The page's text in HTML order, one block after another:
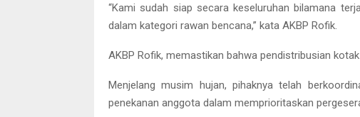
“Kami sudah siap secara keseluruhan bilamana
dalam kategori rawan bencana,” kata AKBP Rofik.
AKBP Rofik, memastikan bahwa pendistribusian
Menjelang musim hujan, pihaknya telah
penekanan anggota dalam memprioritaskan